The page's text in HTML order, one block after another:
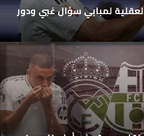
لمبابي سؤال غبي ودور